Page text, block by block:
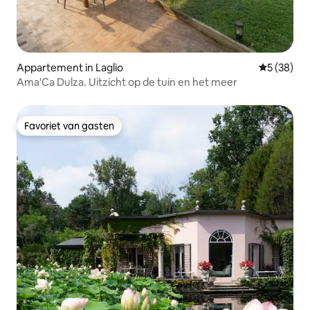
Appartement in Laglio
5 (38)
Ama'Ca Dulza. Uitzicht op de tuin en het meer
Favoriet van gasten
Favoriet van gasten